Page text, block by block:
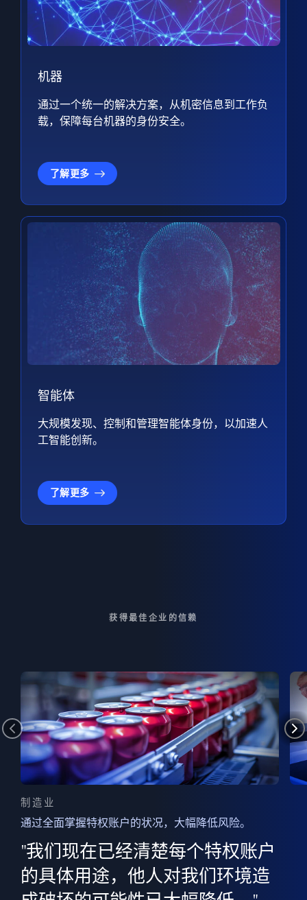
机器
通过一个统一的解决方案，从机密信息到工作负
载，保障每台机器的身份安全。
了解更多
智能体
大规模发现、控制和管理智能体身份，以加速人
工智能创新。
了解更多
获得最佳企业的信赖
制造业
通过全面掌握特权账户的状况，大幅降低风险。
"我们现在已经清楚每个特权账户
的具体用途，他人对我们环境造